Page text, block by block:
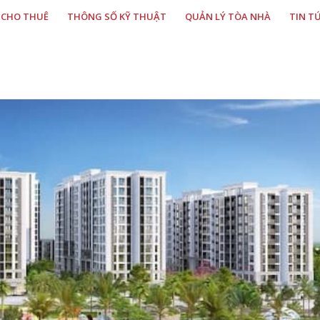
THUÊ THÔNG SỐ KỸ THUẬT QUẢN LÝ TÒA NHÀ TIN